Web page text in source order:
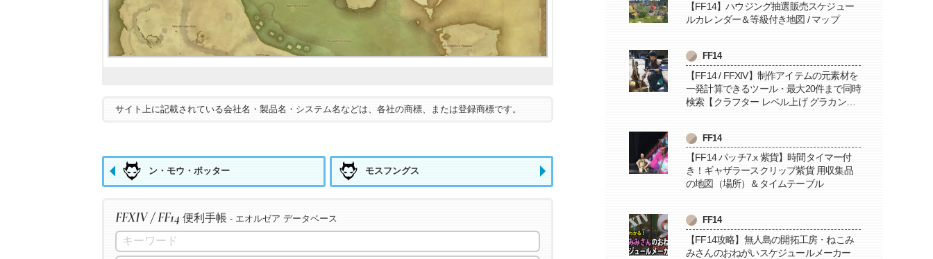
サイト上に記載されている会社名・製品名・システム名などは、各社の商標、または登録商標です。
ン・モウ・ポッター モスフングス
FFXIV / FF14 便利手帳 - エオルゼア データベース
【FF14】ハウジング抽選販売スケジュー
ルカレンダー＆等級付き地図 / マップ
FF14
【FF14 / FFXIV】制作アイテムの元素材を
一発計算できるツール・最大20件まで同時
検索【クラフター レベル上げ グラカン納
FF14
【FF14 パッチ7.x 紫貨】時間タイマー付
き！ギャザラースクリップ紫貨 用収集品
の地図（場所）＆タイムテーブル
FF14
【FF14攻略】無人島の開拓工房・ねこみ
みさんのおねがいスケジュールメーカー